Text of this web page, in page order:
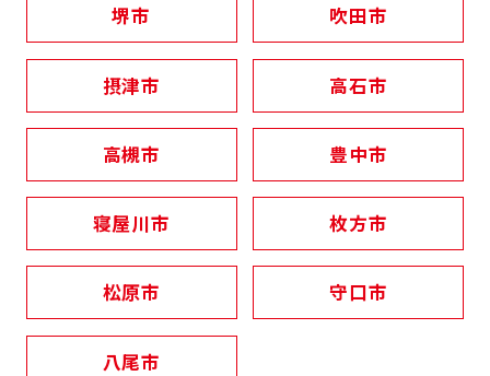
堺市 吹田市
摂津市 高石市
高槻市 豊中市
寝屋川市 枚方市
松原市 守口市
八尾市